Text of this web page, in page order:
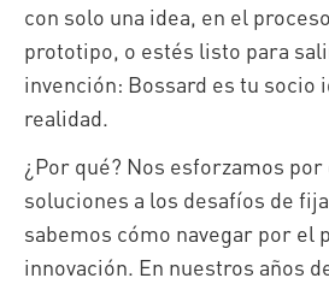
con solo una idea, en el
prototipo, o estés listo para
invención: Bossard es tu socio
realidad.
¿Por qué? Nos esforzamos
soluciones a los desafíos de
sabemos cómo navegar por el
innovación. En nuestros años